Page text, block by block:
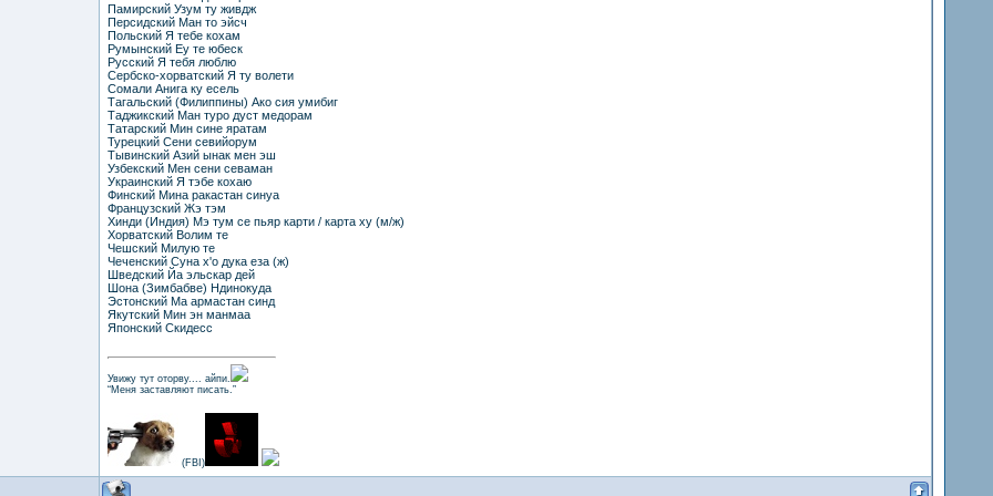
Памирский Узум ту живдж
Персидский Ман то эйсч
Польский Я тебе кохам
Румынский Еу те юбеск
Русский Я тебя люблю
Сербско-хорватский Я ту волети
Сомали Анига ку есель
Тагальский (Филиппины) Ако сия умибиг
Таджикский Ман туро дуст медорам
Татарский Мин сине яратам
Турецкий Сени севийорум
Тывинский Азий ынак мен эш
Узбекский Мен сени севаман
Украинский Я тэбе кохаю
Финский Мина ракастан синуа
Французский Жэ тэм
Хинди (Индия) Мэ тум се пьяр карти / карта ху (м/ж)
Хорватский Волим те
Чешский Милую те
Чеченский Суна х'о дука еза (ж)
Шведский Йа эльскар дей
Шона (Зимбабве) Ндинокуда
Эстонский Ма армастан синд
Якутский Мин эн манмаа
Японский Скидесс
Увижу тут оторву.... айпи.
“Меня заставляют писать.”
(FBI)